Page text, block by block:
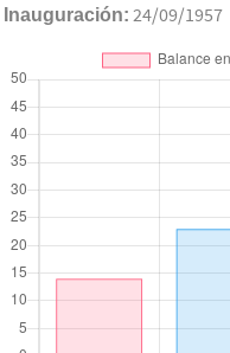
Inauguración: 24/09/1957